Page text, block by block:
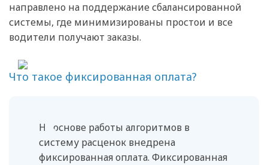
направлено на поддержание сбалансированной
системы, где минимизированы простои и все
водители получают заказы.
Что такое фиксированная оплата?
На основе работы алгоритмов в
систему расценок внедрена
фиксированная оплата. Фиксированная